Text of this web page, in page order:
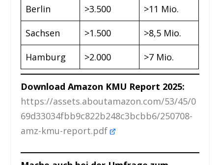
Berlin >3.500 >11 Mio.
Sachsen >1.500 >8,5 Mio.
Hamburg >2.000 >7 Mio.
Download Amazon KMU Report 2025:
https://assets.aboutamazon.com/53/45/0
69d33034fbb9c822b248c3bcbb6/250708-
amz-kmu-report.pdf